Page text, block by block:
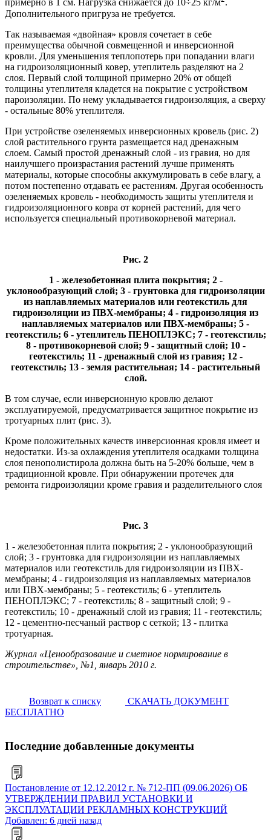
примерно в 1 см. Нагрузка снижается до 10÷25 кг/м .
Дополнительного пригруза не требуется.
Так называемая «двойная» кровля сочетает в себе
преимущества обычной совмещенной и инверсионной
кровли. Для уменьшения теплопотерь при попадании влаги
на гидроизоляционный ковер, утеплитель разделяют на 2
слоя. Первый слой толщиной примерно 20% от общей
толщины утеплителя кладется на покрытие с устройством
пароизоляции. По нему укладывается гидроизоляция, а сверху
- остальные 80% утеплителя.
При устройстве озеленяемых инверсионных кровель (рис. 2)
слой растительного грунта размещается над дренажным
слоем. Самый простой дренажный слой - из гравия, но для
наилучшего произрастания растений лучше применять
материалы, которые способны аккумулировать в себе влагу, а
потом постепенно отдавать ее растениям. Другая особенность
озеленяемых кровель - необходимость защиты утеплителя и
гидроизоляционного ковра от корней растений, для чего
используется специальный противокорневой материал.
Рис. 2
1 - железобетонная плита покрытия; 2 -
уклонообразующий слой; 3 - грунтовка для гидроизоляции
из наплавляемых материалов или геотекстиль для
гидроизоляции из ПВХ-мембраны; 4 - гидроизоляция из
наплавляемых материалов или ПВХ-мембраны; 5 -
геотекстиль; 6 - утеплитель ПЕНОПЛЭКС; 7 - геотекстиль;
8 - противокорневой слой; 9 - защитный слой; 10 -
геотекстиль; 11 - дренажный слой из гравия; 12 -
геотекстиль; 13 - земля растительная; 14 - растительный
слой.
В том случае, если инверсионную кровлю делают
эксплуатируемой, предусматривается защитное покрытие из
тротуарных плит (рис. 3).
Кроме положительных качеств инверсионная кровля имеет и
недостатки. Из-за охлаждения утеплителя осадками толщина
слоя пенополистирола должна быть на 5-20% больше, чем в
традиционной кровле. При обнаружении протечек для
ремонта гидроизоляции кроме гравия и разделительного слоя
Рис. 3
1 - железобетонная плита покрытия; 2 - уклонообразующий
слой; 3 - грунтовка для гидроизоляции из наплавляемых
материалов или геотекстиль для гидроизоляции из ПВХ-
мембраны; 4 - гидроизоляция из наплавляемых материалов
или ПВХ-мембраны; 5 - геотекстиль; 6 - утеплитель
ПЕНОПЛЭКС; 7 - геотекстиль; 8 - защитный слой; 9 -
геотекстиль; 10 - дренажный слой из гравия; 11 - геотекстиль;
12 - цементно-песчаный раствор с сеткой; 13 - плитка
тротуарная.
Журнал «Ценообразование и сметное нормирование в
строительстве», №1, январь 2010 г.
Возврат к списку
СКАЧАТЬ ДОКУМЕНТ
БЕСПЛАТНО
Последние добавленные документы
Постановление от 12.12.2012 г. № 712-ПП (09.06.2026) ОБ
УТВЕРЖДЕНИИ ПРАВИЛ УСТАНОВКИ И
ЭКСПЛУАТАЦИИ РЕКЛАМНЫХ КОНСТРУКЦИЙ
Добавлен: 6 дней назад